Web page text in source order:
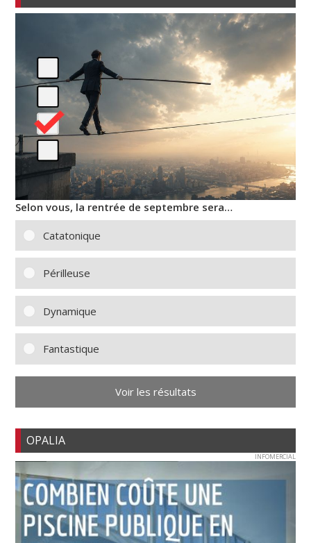
Selon vous, la rentrée de septembre sera…
Catatonique
Périlleuse
Dynamique
Fantastique
Voir les résultats
OPALIA
INFOMERCIAL